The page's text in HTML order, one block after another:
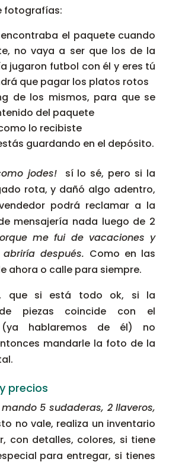
fotografías:
el paquete cuando
no vaya a ser que los de la
jugaron futbol con él y eres tú
que pagar los platos rotos
de los mismos, para que se
del paquete
lo recibiste
guardando en el depósito.
jodes!sí lo sé, pero si la
rota, y dañó algo adentro,
podrá reclamar a la
mensajería nada luego de 2
me fui de vacaciones y
después. Como en las
ahora o calle para siempre.
que si está todo ok, si la
piezas coincide con el
(ya hablaremos de él) no
mandarle la foto de la
precios
5 sudaderas, 2 llaveros,
no vale, realiza un inventario
con detalles, colores, si tiene
para entregar, si tienes